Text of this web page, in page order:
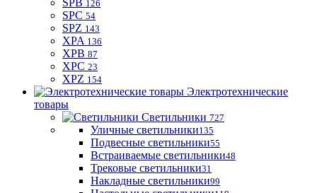
SPB 126
SPC 54
SPZ 143
XPA 136
XPB 87
XPC 23
XPZ 154
Электротехнические
товары
Светильники 727
Уличные светильники135
Подвесные светильники55
Встраиваемые светильники48
Трековые светильники31
Накладные светильники99